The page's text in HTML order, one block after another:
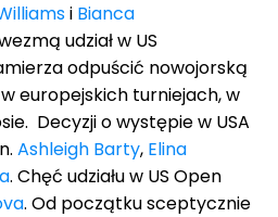
i Bianca
udział w US
odpuścić nowojorską
europejskich turniejach, w
Decyzji o występie w USA
Ashleigh Barty, Elina
. Chęć udziału w US Open
. Od początku sceptycznie